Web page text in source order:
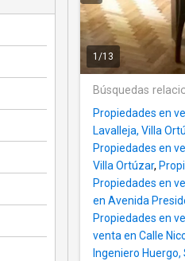
1 /13
Búsquedas
Propiedades en
Lavalleja, Villa
Propiedades en
Villa Ortúzar,
Propiedades en
en Avenida
Propiedades en
venta en Calle
Ingeniero Huergo,